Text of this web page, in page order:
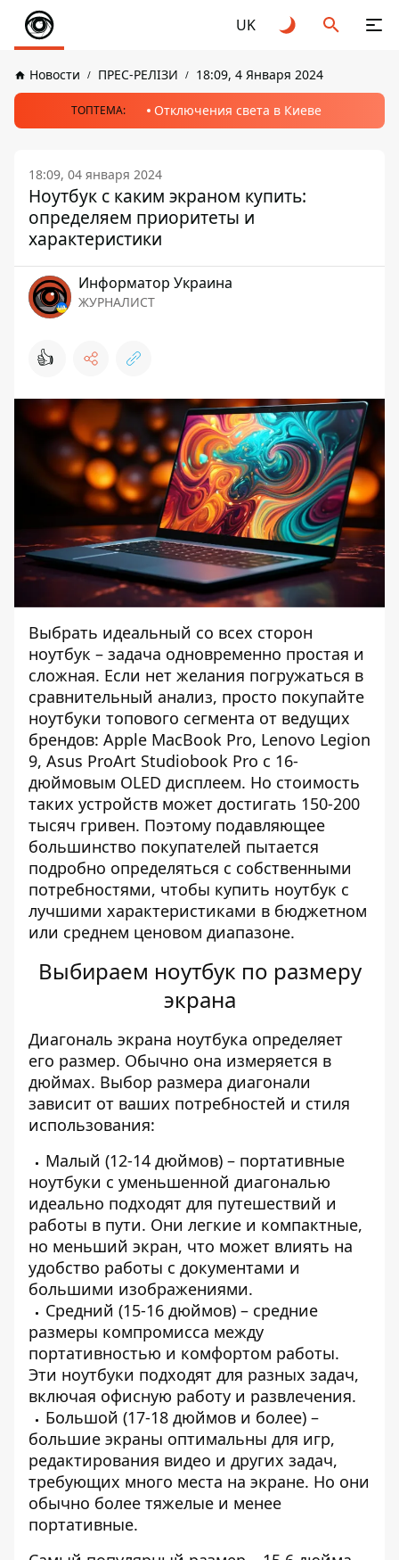
UK
Новости ПРЕС-РЕЛІЗИ 18:09, 4 Января 2024
ТОПТЕМА: Отключения света в Киеве
18:09, 04 января 2024
Ноутбук с каким экраном купить:
определяем приоритеты и
характеристики
Информатор Украина
ЖУРНАЛИСТ
👍
Выбрать идеальный со всех сторон
ноутбук – задача одновременно простая и
сложная. Если нет желания погружаться в
сравнительный анализ, просто покупайте
ноутбуки топового сегмента от ведущих
брендов: Apple MacBook Pro, Lenovo Legion
9, Asus ProArt Studiobook Pro с 16-
дюймовым OLED дисплеем. Но стоимость
таких устройств может достигать 150-200
тысяч гривен. Поэтому подавляющее
большинство покупателей пытается
подробно определяться с собственными
потребностями, чтобы купить ноутбук с
лучшими характеристиками в бюджетном
или среднем ценовом диапазоне.
Выбираем ноутбук по размеру
экрана
Диагональ экрана ноутбука определяет
его размер. Обычно она измеряется в
дюймах. Выбор размера диагонали
зависит от ваших потребностей и стиля
использования:
Малый (12-14 дюймов) – портативные
ноутбуки с уменьшенной диагональю
идеально подходят для путешествий и
работы в пути. Они легкие и компактные,
но меньший экран, что может влиять на
удобство работы с документами и
большими изображениями.
Средний (15-16 дюймов) – средние
размеры компромисса между
портативностью и комфортом работы.
Эти ноутбуки подходят для разных задач,
включая офисную работу и развлечения.
Большой (17-18 дюймов и более) –
большие экраны оптимальны для игр,
редактирования видео и других задач,
требующих много места на экране. Но они
обычно более тяжелые и менее
портативные.